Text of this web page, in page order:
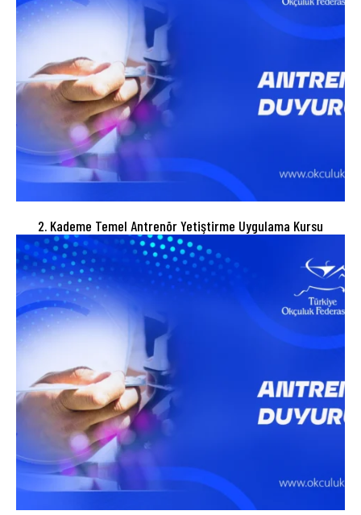
2. Kademe Temel Antrenör Yetiştirme Uygulama Kursu